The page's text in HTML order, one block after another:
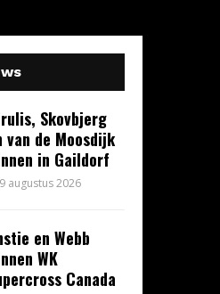
Skovbjerg
van de Moosdijk
in Gaildorf
9 augustus 2026
en Webb
WK
Canada